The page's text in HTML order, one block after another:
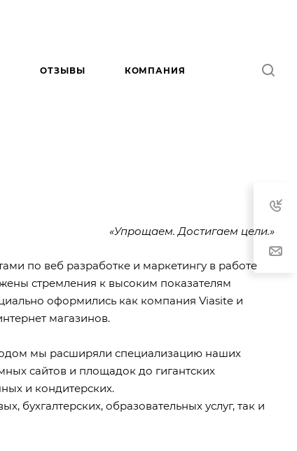
ОТЗЫВЫ КОМПАНИЯ
«Упрощаем. Достигаем цели.»
по веб разработке и маркетингу в работе
стремления к высоким показателям
оформились как компания Viasite и
магазинов.
мы расширяли специализацию наших
сайтов и площадок до гигантских
и кондитерских.
, бухгалтерских, образовательных услуг, так и